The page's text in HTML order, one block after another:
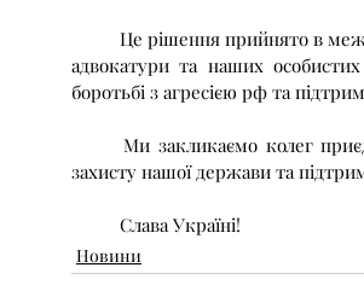
	Це рішення прийнято в межах чинного законодавства України, з урахуванням етичних стандартів
адвокатури та наших
боротьбі з агресією рф та
захисту нашої держави та
	Слава Україні!
Новини